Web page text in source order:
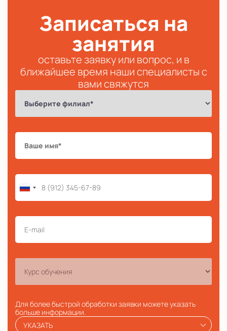
Записаться на
занятия
оставьте заявку или вопрос, и в
ближайшее время наши специалисты с
вами свяжутся
Для более быстрой обработки заявки можете указать
больше информации.
УКАЗАТЬ